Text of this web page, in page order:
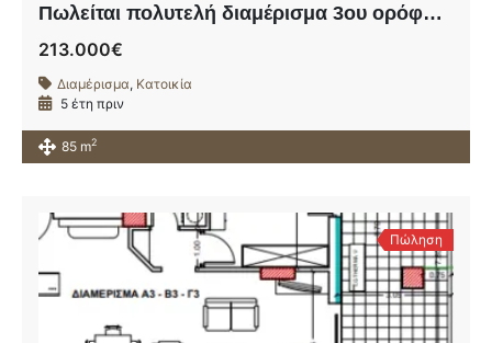
Πωλείται πολυτελή διαμέρισμα 3ου ορόφου σε υπό ανέγερση οικοδομή πλησίον της οδού Ηρώων Πολυτεχνείου.
213.000€
Διαμέρισμα, Κατοικία
5 έτη πριν
85 m2
Πώληση